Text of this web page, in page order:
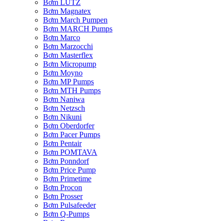
Bơm LUTZ
Bơm Magnatex
Bơm March Pumpen
Bơm MARCH Pumps
Bơm Marco
Bơm Marzocchi
Bơm Masterflex
Bơm Micropump
Bơm Moyno
Bơm MP Pumps
Bơm MTH Pumps
Bơm Naniwa
Bơm Netzsch
Bơm Nikuni
Bơm Oberdorfer
Bơm Pacer Pumps
Bơm Pentair
Bơm POMTAVA
Bơm Ponndorf
Bơm Price Pump
Bơm Primetime
Bơm Procon
Bơm Prosser
Bơm Pulsafeeder
Bơm Q-Pumps